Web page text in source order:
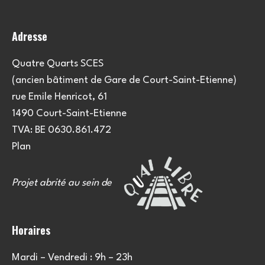
Adresse
Quatre Quarts SCES
(ancien bâtiment de Gare de Court-Saint-Etienne)
rue Emile Henricot, 61
1490 Court-Saint-Etienne
TVA: BE 0630.861.472
Plan
Projet abrité au sein de
Horaires
Mardi – Vendredi : 9h – 23h